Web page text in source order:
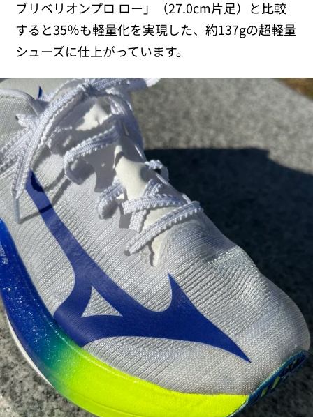
ブリベリオンプロ ロー」（27.0cm片足）と比較
すると35％も軽量化を実現した、約137gの超軽量
シューズに仕上がっています。